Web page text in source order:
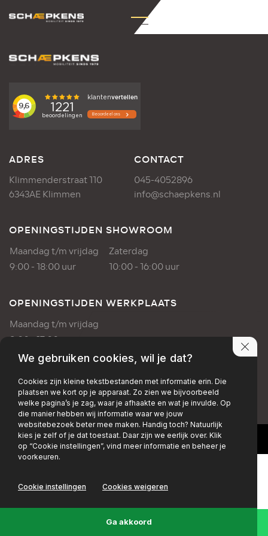
ADRES
Klimmenderstraat 110
6343AE Klimmen
CONTACT
045-4052896
info@schaepkens.nl
OPENINGSTIJDEN SHOWROOM
Maandag t/m vrijdag
Zaterdag
9:00 - 18:00 uur
10:00 - 16:00 uur
OPENINGSTIJDEN WERKPLAATS
Maandag t/m vrijdag
8:00 - 17:00 uur
+EMAIL +FACEBOOK+INSTAGRAM
We gebruiken cookies, wil je dat?
Cookies zijn kleine tekstbestanden met informatie erin. Die
plaatsen we kort op je apparaat. Zo zien we bijvoorbeeld
welke pagina’s je zag, waar je afhaakte en wat je invulde. Op
die manier hebben wij informatie waar we jouw
websitebezoek beter mee maken. Handig toch? Natuurlijk
kies je zelf of je dat toestaat. Daar zijn we eerlijk over. Klik
op “Cookie instellingen”, vind meer informatie en beheer je
voorkeuren.
Cookie instellingen Cookies weigeren
Ga akkoord